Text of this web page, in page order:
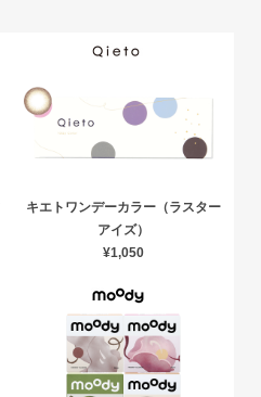
キエトワンデーカラー（ラスター
アイズ）
¥1,050